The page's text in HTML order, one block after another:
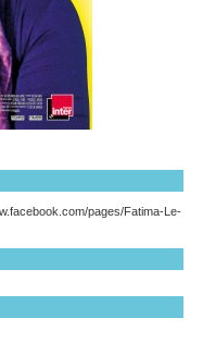
pages/Fatima-Le-